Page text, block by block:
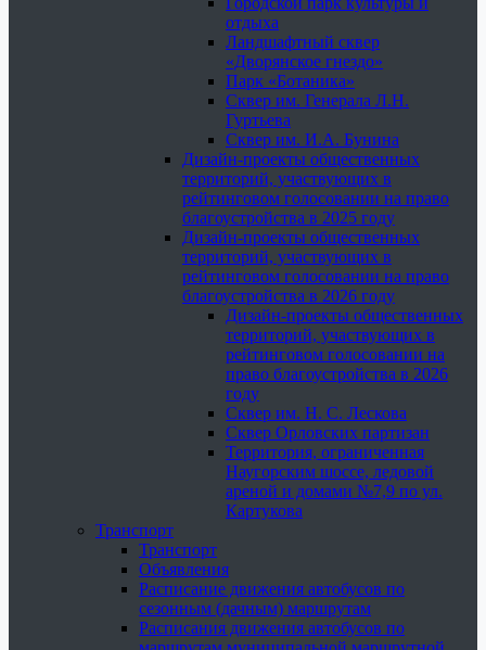
отдыха
Ландшафтный сквер
«Дворянское гнездо»
Парк «Ботаника»
Сквер им. Генерала Л.Н.
Гуртьева
Сквер им. И.А. Бунина
Дизайн-проекты общественных
территорий, участвующих в
рейтинговом голосовании на право
благоустройства в 2025 году
Дизайн-проекты общественных
территорий, участвующих в
рейтинговом голосовании на право
благоустройства в 2026 году
Дизайн-проекты общественных
территорий, участвующих в
рейтинговом голосовании на
право благоустройства в 2026
году
Сквер им. Н. С. Лескова
Сквер Орловских партизан
Территория, ограниченная
Наугорским шоссе, ледовой
ареной и домами №7,9 по ул.
Картукова
Транспорт
Транспорт
Объявления
Расписание движения автобусов по
сезонным (дачным) маршрутам
Расписания движения автобусов по